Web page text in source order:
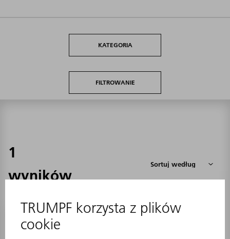
KATEGORIA
FILTROWANIE
1
wyników